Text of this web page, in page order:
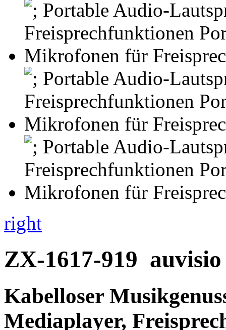
right
ZX-1617-919 auvisio
Kabelloser
Mediaplayer,